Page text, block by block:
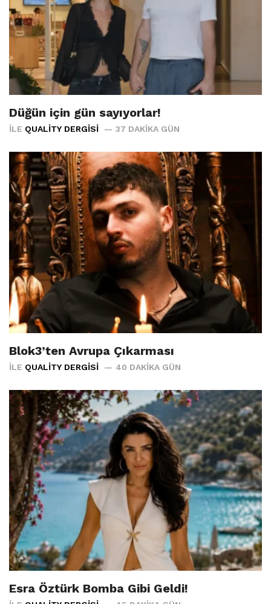
Düğün için gün sayıyorlar!
İLE QUALITY DERGISI 37 DAKIKA GÜN
Blok3’ten Avrupa Çıkarması
İLE QUALITY DERGISI 40 DAKIKA GÜN
Esra Öztürk Bomba Gibi Geldi!